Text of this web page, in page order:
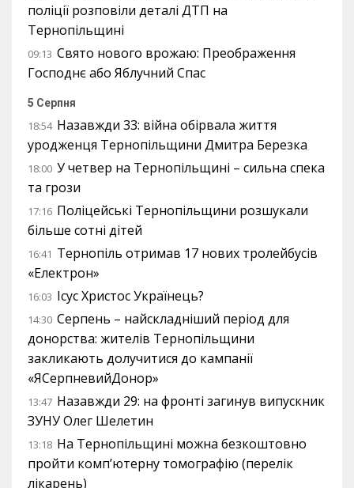
поліції розповіли деталі ДТП на
Тернопільщині
09:13 Свято нового врожаю: Преображення
Господнє або Яблучний Спас
5 Серпня
18:54 Назавжди 33: війна обірвала життя
уродженця Тернопільщини Дмитра Березка
18:00 У четвер на Тернопільщині – сильна спека
та грози
17:16 Поліцейські Тернопільщини розшукали
більше сотні дітей
16:41 Тернопіль отримав 17 нових тролейбусів
«Електрон»
16:03 Ісус Христос Українець?
14:30 Серпень – найскладніший період для
донорства: жителів Тернопільщини
закликають долучитися до кампанії
«ЯСерпневийДонор»
13:47 Назавжди 29: на фронті загинув випускник
ЗУНУ Олег Шелетин
13:18 На Тернопільщині можна безкоштовно
пройти комп’ютерну томографію (перелік
лікарень)